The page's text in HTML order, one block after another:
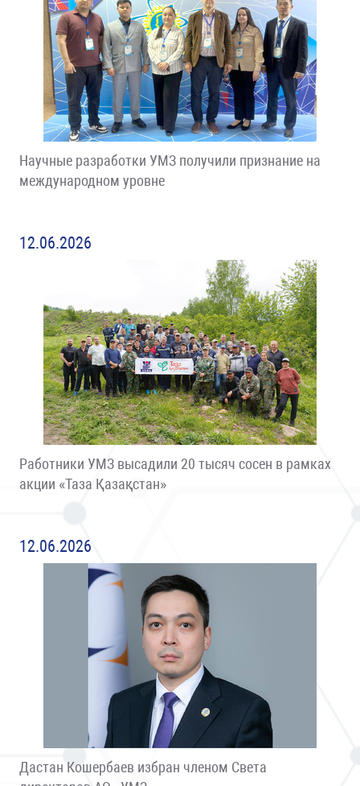
Научные разработки УМЗ получили признание на
международном уровне
12.06.2026
Работники УМЗ высадили 20 тысяч сосен в рамках
акции «Таза Қазақстан»
12.06.2026
Дастан Кошербаев избран членом Света